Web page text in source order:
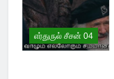
எர்துருல் சீசன் 04